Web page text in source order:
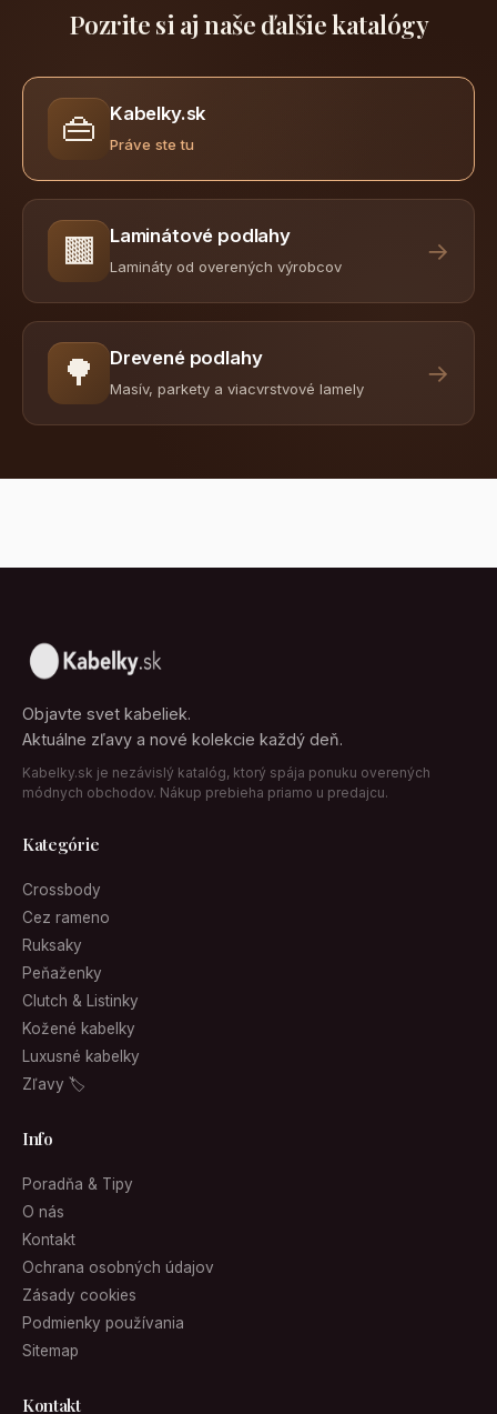
Pozrite si aj naše ďalšie katalógy
👜 Kabelky.sk
Práve ste tu
🟫 Laminátové podlahy
Lamináty od overených výrobcov
→
🌳 Drevené podlahy
Masív, parkety a viacvrstvové lamely
→
Objavte svet kabeliek.
Aktuálne zľavy a nové kolekcie každý deň.
Kabelky.sk je nezávislý katalóg, ktorý spája ponuku overených
módnych obchodov. Nákup prebieha priamo u predajcu.
Kategórie
Crossbody
Cez rameno
Ruksaky
Peňaženky
Clutch & Listinky
Kožené kabelky
Luxusné kabelky
Zľavy 🏷
Info
Poradňa & Tipy
O nás
Kontakt
Ochrana osobných údajov
Zásady cookies
Podmienky používania
Sitemap
Kontakt